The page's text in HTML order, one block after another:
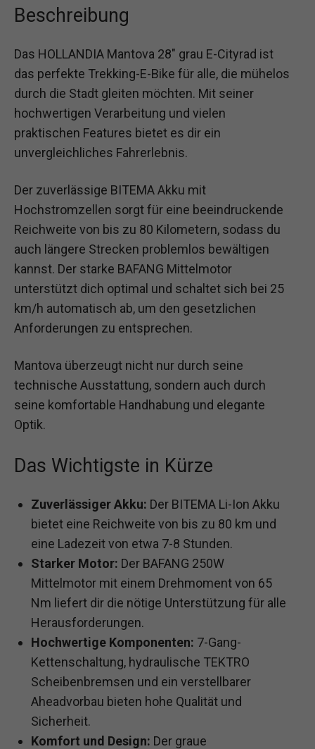
Beschreibung
Das HOLLANDIA Mantova 28″ grau E-Cityrad ist
das perfekte Trekking-E-Bike für alle, die mühelos
durch die Stadt gleiten möchten. Mit seiner
hochwertigen Verarbeitung und vielen
praktischen Features bietet es dir ein
unvergleichliches Fahrerlebnis.
Der zuverlässige BITEMA Akku mit
Hochstromzellen sorgt für eine beeindruckende
Reichweite von bis zu 80 Kilometern, sodass du
auch längere Strecken problemlos bewältigen
kannst. Der starke BAFANG Mittelmotor
unterstützt dich optimal und schaltet sich bei 25
km/h automatisch ab, um den gesetzlichen
Anforderungen zu entsprechen.
Mantova überzeugt nicht nur durch seine
technische Ausstattung, sondern auch durch
seine komfortable Handhabung und elegante
Optik.
Das Wichtigste in Kürze
Zuverlässiger Akku: Der BITEMA Li-Ion Akku
bietet eine Reichweite von bis zu 80 km und
eine Ladezeit von etwa 7-8 Stunden.
Starker Motor: Der BAFANG 250W
Mittelmotor mit einem Drehmoment von 65
Nm liefert dir die nötige Unterstützung für alle
Herausforderungen.
Hochwertige Komponenten: 7-Gang-
Kettenschaltung, hydraulische TEKTRO
Scheibenbremsen und ein verstellbarer
Aheadvorbau bieten hohe Qualität und
Sicherheit.
Komfort und Design: Der graue